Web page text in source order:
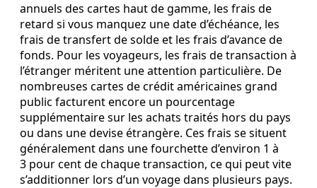
annuels des cartes haut de gamme, les frais de
retard si vous manquez une date d’échéance, les
frais de transfert de solde et les frais d’avance de
fonds. Pour les voyageurs, les frais de transaction à
l’étranger méritent une attention particulière. De
nombreuses cartes de crédit américaines grand
public facturent encore un pourcentage
supplémentaire sur les achats traités hors du pays
ou dans une devise étrangère. Ces frais se situent
généralement dans une fourchette d’environ 1 à
3 pour cent de chaque transaction, ce qui peut vite
s’additionner lors d’un voyage dans plusieurs pays.